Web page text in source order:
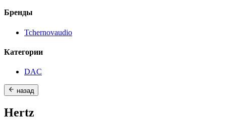
Бренды
Tchernovaudio
Категории
DAC
назад
Hertz